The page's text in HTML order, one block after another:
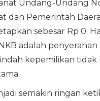
Undang-Undang
dan Pemerintah
sebesar Rp 0.
adalah
kepemilikan
semakin ringan